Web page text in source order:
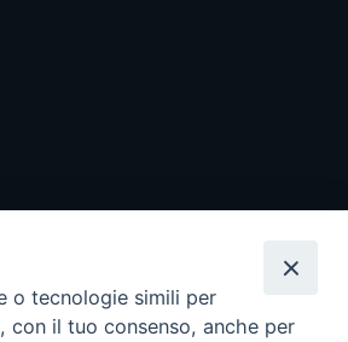
o tecnologie simili per
con il tuo consenso, anche per